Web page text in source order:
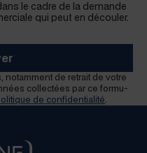
le cadre de la demande
qui peut en découler.
notam­ment de retrait de votre
col­lec­tées par ce for­mu­
de con­fi­den­tial­ité.